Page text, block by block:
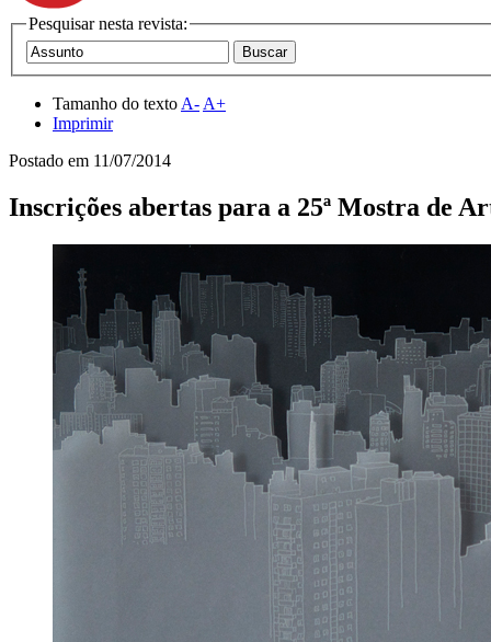
Pesquisar nesta revista:
Tamanho do texto A- A+
Imprimir
Postado em 11/07/2014
Inscrições abertas para a 25ª Mostra de